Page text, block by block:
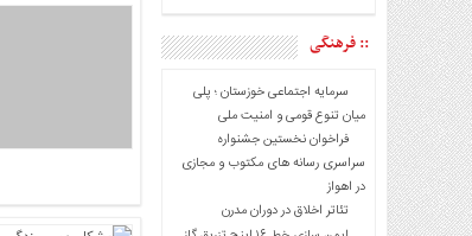
ایران
اجتماعی
سیاسی
فرهنگی
ورزشی
بین
الملل
:: فرهنگی
سرمایه اجتماعی خوزستان ؛ پلی
میان تنوع قومی و امنیت ملی
فراخوان نخستین جشنواره
سراسری رسانه های مکتوب و مجازی
در اهواز
تئاتر اخلاق در دوران مدرن